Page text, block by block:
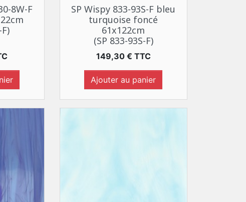
8W-F
Aperçu rapide
SP Wispy 833-93S-F bleu
turquoise foncé
61x122cm
(SP 833-93S-F)
Prix
149,30 € TTC
Ajouter au panier